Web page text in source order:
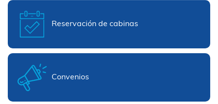
Reservación de cabinas
Convenios